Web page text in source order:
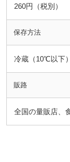
260円（税別）
保存方法
冷蔵（10℃以下）
販路
全国の量販店、